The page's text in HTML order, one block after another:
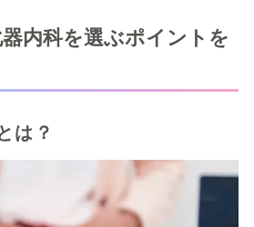
内科を選ぶポイントを
は？